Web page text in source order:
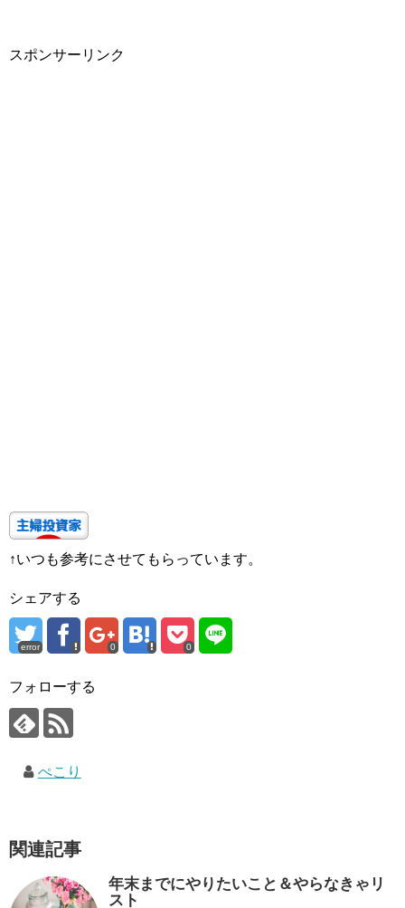
スポンサーリンク
↑いつも参考にさせてもらっています。
シェアする
error 0 0
フォローする
ぺこり
関連記事
年末までにやりたいこと＆やらなきゃリ
スト